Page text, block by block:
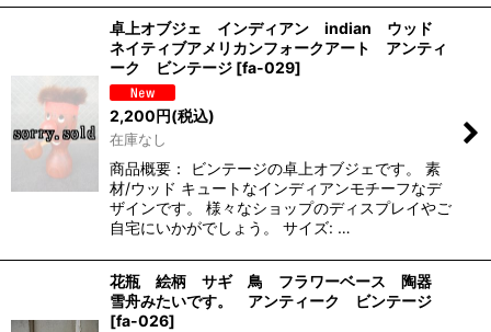
卓上オブジェ インディアン indian ウッド
ネイティブアメリカンフォークアート アンティ
ーク ビンテージ [fa-029]
2,200円(税込)
在庫なし
商品概要： ビンテージの卓上オブジェです。 素
材/ウッド キュートなインディアンモチーフなデ
ザインです。 様々なショップのディスプレイやご
自宅にいかがでしょう。 サイズ: …
花瓶 絵柄 サギ 鳥 フラワーベース 陶器
雪舟みたいです。 アンティーク ビンテージ
[fa-026]